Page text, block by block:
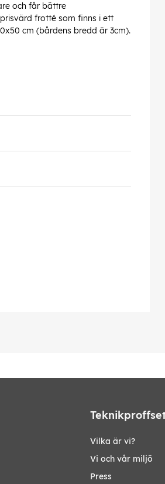
och får bättre
frotté som finns i ett
cm (bårdens bredd är 3cm).
Vilka är vi?
Vi och vår miljö
Press